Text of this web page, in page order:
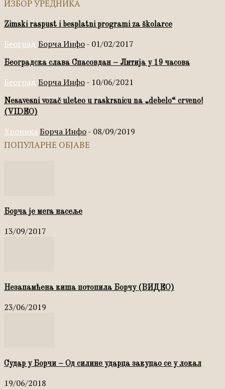
ИЗБОР УРЕДНИКА
Zimski raspust i besplatni programi za školarce
Београд Борча Инфо- 01/02/2017
Београдска слава Спасовдан – Литија у 19 часова
Београд Борча Инфо- 10/06/2021
Nesavesni vozač uleteo u raskrsnicu na „debelo“ crveno!
(VIDEO)
ХроникаБорча Инфо- 08/09/2019
ПОПУЛАРНЕ ОБЈАВЕ
Борча је мега насеље
13/09/2017
Незапамћена киша потопила Борчу (ВИДЕО)
23/06/2019
Судар у Борчи – Од силине ударца закуцао се у локал
19/06/2018